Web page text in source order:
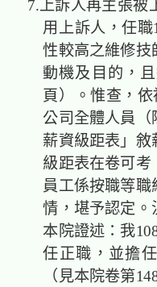
7.上訴人再主張被
用上訴人，任
性較高之維修技
動機及目的，
頁）。惟查，
公司全體人員（
薪資級距表」敘
級距表在卷可考
員工係按職等
情，堪予認定。
本院證述：我
任正職，並擔
（見本院卷第